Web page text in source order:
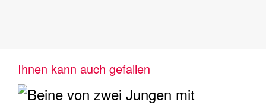
Ihnen kann auch gefallen